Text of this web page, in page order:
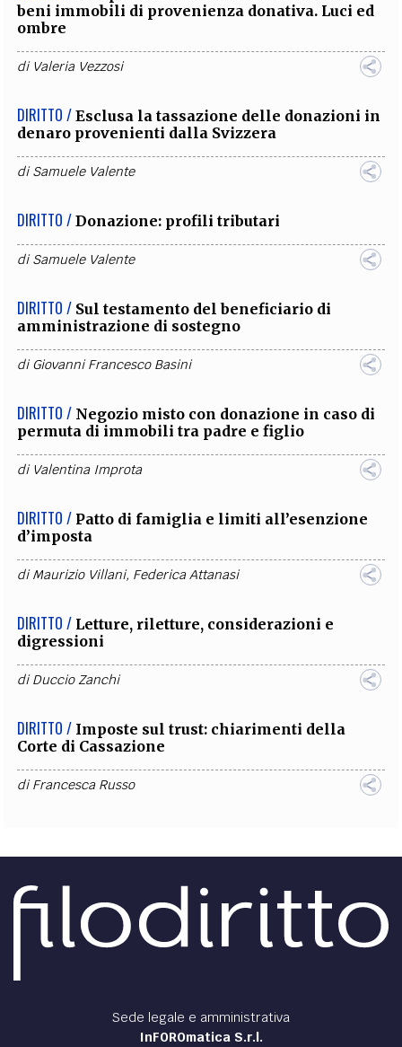
beni immobili di provenienza donativa. Luci ed
ombre
di Valeria Vezzosi
DIRITTO / Esclusa la tassazione delle donazioni in
denaro provenienti dalla Svizzera
diSamuele Valente
DIRITTO / Donazione: profili tributari
diSamuele Valente
DIRITTO / Sul testamento del beneficiario di
amministrazione di sostegno
diGiovanni Francesco Basini
DIRITTO / Negozio misto con donazione in caso di
permuta di immobili tra padre e figlio
di Valentina Improta
DIRITTO / Patto di famiglia e limiti all’esenzione
d’imposta
diMaurizio Villani, Federica Attanasi
DIRITTO / Letture, riletture, considerazioni e
digressioni
diDuccio Zanchi
DIRITTO / Imposte sul trust: chiarimenti della
Corte di Cassazione
diFrancesca Russo
Sede legale e amministrativa
InFOROmatica S.r.l.